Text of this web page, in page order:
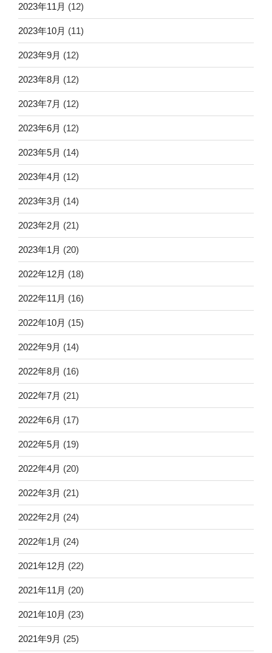
2023年11月 (12)
2023年10月 (11)
2023年9月 (12)
2023年8月 (12)
2023年7月 (12)
2023年6月 (12)
2023年5月 (14)
2023年4月 (12)
2023年3月 (14)
2023年2月 (21)
2023年1月 (20)
2022年12月 (18)
2022年11月 (16)
2022年10月 (15)
2022年9月 (14)
2022年8月 (16)
2022年7月 (21)
2022年6月 (17)
2022年5月 (19)
2022年4月 (20)
2022年3月 (21)
2022年2月 (24)
2022年1月 (24)
2021年12月 (22)
2021年11月 (20)
2021年10月 (23)
2021年9月 (25)